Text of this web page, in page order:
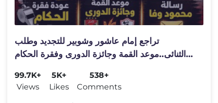
تراجع إمام عاشور وشوبير للتجديد وطلب
الثنائى..موعد القمة وجائزة الدورى وفقرة الحكام
99.7K+
Views
5K+
Likes
538+
Comments